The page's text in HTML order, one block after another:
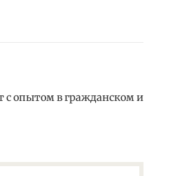
с опытом в гражданском и